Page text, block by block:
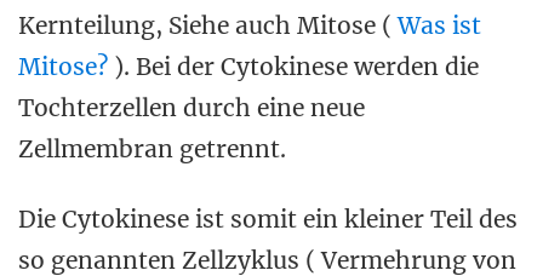
Kernteilung, Siehe auch Mitose (Was ist
Mitose? ). Bei der Cytokinese werden die
Tochterzellen durch eine neue
Zellmembran getrennt.
Die Cytokinese ist somit ein kleiner Teil des
so genannten Zellzyklus ( Vermehrung von